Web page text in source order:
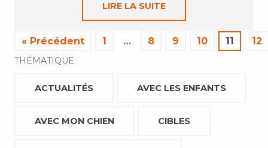
LIRE LA SUITE
« Précédent 1 … 8 9 10 11 12
THÉMATIQUE
ACTUALITÉS AVEC LES ENFANTS
AVEC MON CHIEN CIBLES